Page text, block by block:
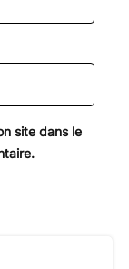
site dans le